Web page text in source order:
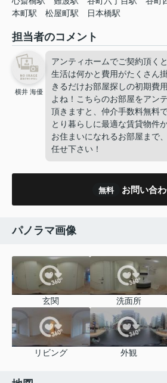
本町駅
松屋町駅 日本橋駅
担当者のコメント
横井 海優
アンティホームでご契約頂く
生活は何かと費用がたくさん
きるだけお部屋探しの初期費
よね！こちらのお部屋をアン
頂きますと、仲介手数料無料
とり暮らしに最適な賃貸物件
お住まいになれるお部屋まで
任せ下さい！
無料 お問い合
パノラマ画像
玄関 洗面所
リビング 外観